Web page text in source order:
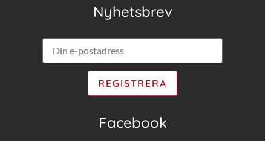
Nyhetsbrev
Facebook